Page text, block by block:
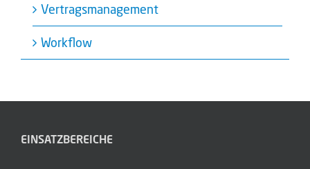
Vertragsmanagement
Workflow
EINSATZBEREICHE